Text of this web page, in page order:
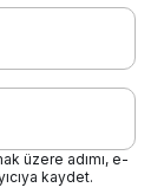
üzere adımı, e-
kaydet.